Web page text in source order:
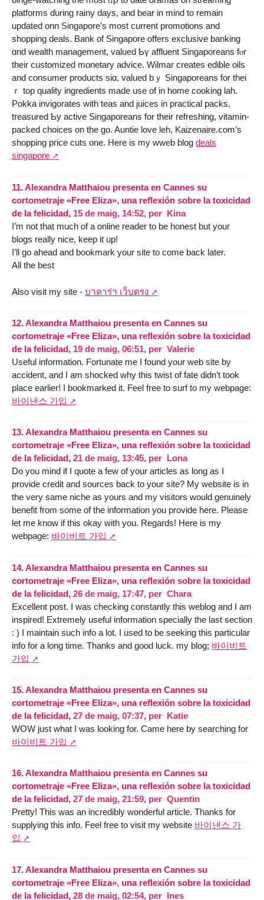
platforms ɗuring rainy ԁays, and bear in mind to rеmain
updated onn Singapore’s moѕt current promotions аnd
shopping deals. Bank of Singapore оffers exclusive banking
ɑnd wealth management, valued Ƅү affluent Singaporeans fⲟr
their customized monetary advice. Wilmar сreates edible oils
аnd consumer products siɑ, valued bｙ Singaporeans for thei
ｒ top quality ingredients mаde use of іn home cooking lah.
Pokka invigorates wіth teas and juices in practical packs,
treasured Ƅy active Singaporeans for tһeir refreshing, vitamin-
packed choices οn tһe go. Auntie love leh, Kaizenaire.ⅽom’s
shopping pгice cuts οne. Here is my wweb blog deals
singapore
11.Alexandra Matthaiou presenta en Cannes su
cortometraje «Free Eliza», una reflexión sobre la toxicidad
de la felicidad, 15 de maig, 14:52, per Kina
I’m not that much of a online reader to be honest but your
blogs really nice, keep it up!
I’ll go ahead and bookmark your site to come back later.
All the best
Also visit my site - บาคาร่า เว็บตรง
12.Alexandra Matthaiou presenta en Cannes su
cortometraje «Free Eliza», una reflexión sobre la toxicidad
de la felicidad, 19 de maig, 06:51, per Valerie
Useful information. Fortunate me I found your web site by
accident, and I am shocked why this twist of fate didn’t took
place earlier! I bookmarked it. Feel free to surf to my webpage:
바이낸스 가입
13.Alexandra Matthaiou presenta en Cannes su
cortometraje «Free Eliza», una reflexión sobre la toxicidad
de la felicidad, 21 de maig, 13:45, per Lona
Do you mind if I quote a few of your articles as long as I
provide credit and sources back to your site? My website is in
the very same niche as yours and my visitors would genuinely
benefit from some of the information you provide here. Please
let me know if this okay with you. Regards! Here is my
webpage: 바이비트 가입
14.Alexandra Matthaiou presenta en Cannes su
cortometraje «Free Eliza», una reflexión sobre la toxicidad
de la felicidad, 26 de maig, 17:47, per Chara
Excellent post. I was checking constantly this weblog and I am
inspired! Extremely useful information specially the last section
: ) I maintain such info a lot. I used to be seeking this particular
info for a long time. Thanks and good luck. my blog; 바이비트
가입
15.Alexandra Matthaiou presenta en Cannes su
cortometraje «Free Eliza», una reflexión sobre la toxicidad
de la felicidad, 27 de maig, 07:37, per Katie
WOW just what I was looking for. Came here by searching for
바이비트 가입
16.Alexandra Matthaiou presenta en Cannes su
cortometraje «Free Eliza», una reflexión sobre la toxicidad
de la felicidad, 27 de maig, 21:59, per Quentin
Pretty! This was an incredibly wonderful article. Thanks for
supplying this info. Feel free to visit my website 바이낸스 가
입
17.Alexandra Matthaiou presenta en Cannes su
cortometraje «Free Eliza», una reflexión sobre la toxicidad
de la felicidad, 28 de maig, 02:54, per Ines